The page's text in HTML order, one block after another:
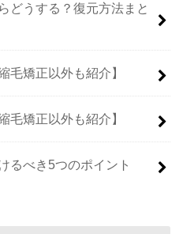
どうする？復元方法まと
毛矯正以外も紹介】
毛矯正以外も紹介】
るべき5つのポイント